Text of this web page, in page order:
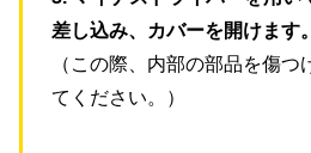
差し込み、カバーを開けます。
（この際、内部の部品を傷つ
てください。）